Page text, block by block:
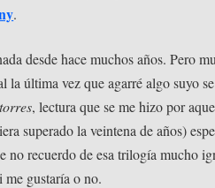
.
desde hace muchos años. Pero
la última vez que agarré algo suyo
, lectura que se me hizo por
superado la veintena de años)
no recuerdo de esa trilogía mucho
gustaría o no.